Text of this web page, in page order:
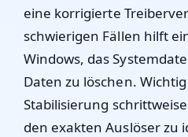
eine korrigierte
schwierigen Fällen hilft
Windows, das
Daten zu löschen.
Stabilisierung
den exakten Auslöser zu